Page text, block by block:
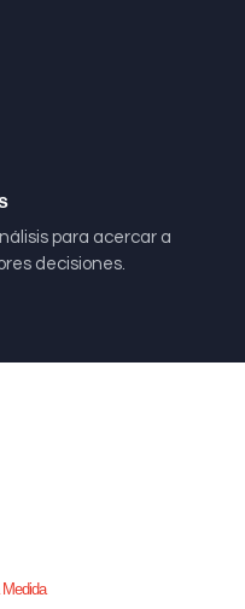
para acercar a
decisiones.